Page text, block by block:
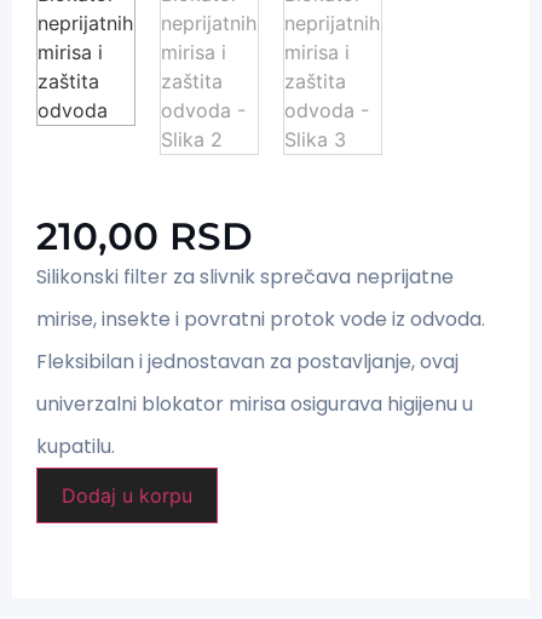
210,00 RSD
Silikonski filter za slivnik sprečava neprijatne
mirise, insekte i povratni protok vode iz odvoda.
Fleksibilan i jednostavan za postavljanje, ovaj
univerzalni blokator mirisa osigurava higijenu u
kupatilu.
Dodaj u korpu